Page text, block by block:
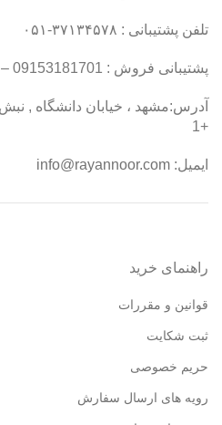
تلفن پشتیبانی : ۳۷۱۳۴۵۷۸-۰۵۱
پشتیبانی فروش : 09153181701 – 09158829902
+1
ایمیل: info@rayannoor.com
راهنمای خرید
قوانین و مقررات
ثبت شکایت
حریم خصوصی
رویه های ارسال سفارش